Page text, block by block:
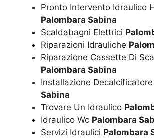
Pronto Intervento Idraulico
Palombara Sabina
Scaldabagni Elettrici
Riparazioni Idrauliche
Riparazione Cassette Di
Palombara Sabina
Installazione Decalcificatore
Sabina
Trovare Un Idraulico
Idraulico Wc Palombara
Servizi Idraulici Palombara